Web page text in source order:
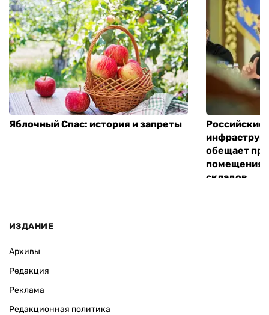
Яблочный Спас: история и запреты
Российские
обещает
помещения
складов
ИЗДАНИЕ
Архивы
Редакция
Реклама
Редакционная политика